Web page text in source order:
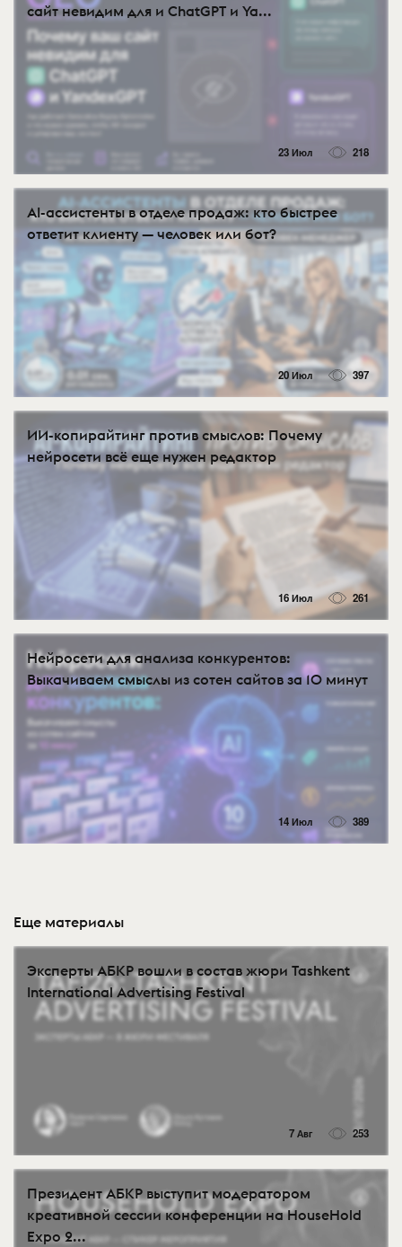
сайт невидим для и ChatGPT и Ya...
23 Июл 218
AI-ассистенты в отделе продаж: кто быстрее
ответит клиенту — человек или бот?
20 Июл 397
ИИ-копирайтинг против смыслов: Почему
нейросети всё еще нужен редактор
16 Июл 261
Нейросети для анализа конкурентов:
Выкачиваем смыслы из сотен сайтов за 10 минут
14 Июл 389
Еще материалы
Эксперты АБКР вошли в состав жюри Tashkent
International Advertising Festival
7 Авг 253
Президент АБКР выступит модератором
креативной сессии конференции на HouseHold
Expo 2...